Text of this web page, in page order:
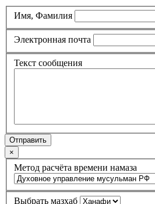
Имя, Фамилия
Электронная почта
Текст сообщения
Отправить
×
Метод расчёта времени намаза
Выбрать мазхаб